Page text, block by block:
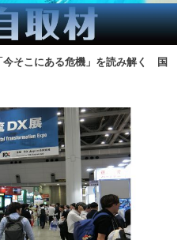
今そこにある危機」を読み解く 国